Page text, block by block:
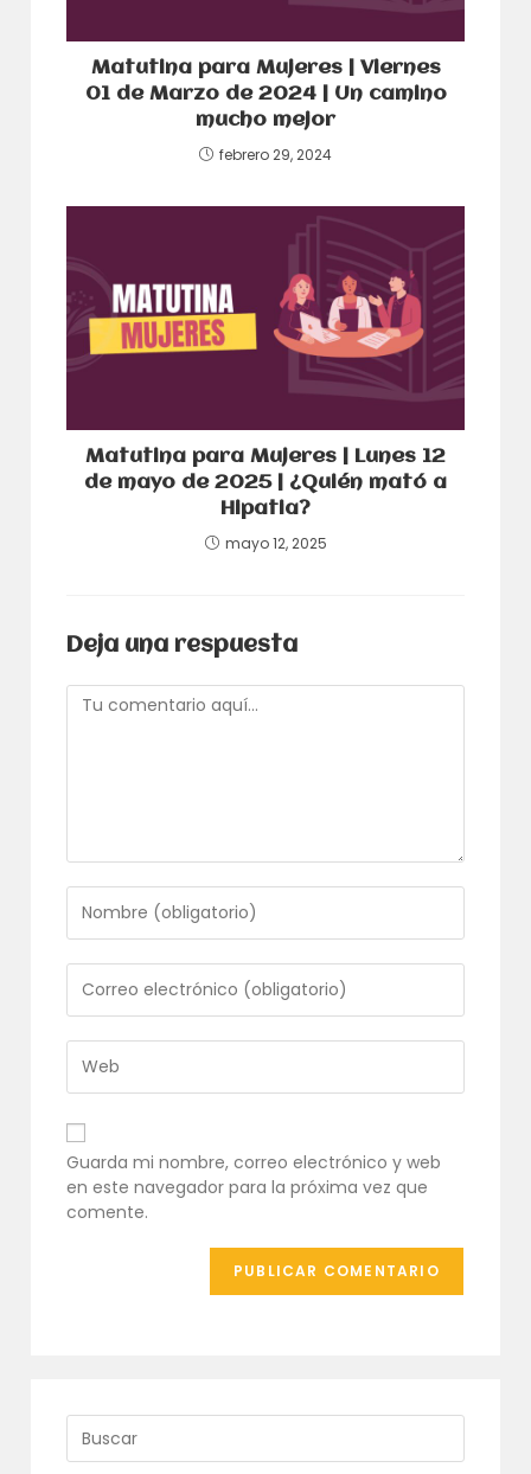
Matutina para Mujeres | Viernes
01 de Marzo de 2024 | Un camino
mucho mejor
febrero 29, 2024
Matutina para Mujeres | Lunes 12
de mayo de 2025 | ¿Quién mató a
Hipatia?
mayo 12, 2025
Deja una respuesta
Comentario
tu
nombre
o
nombre
de
usuario
para
comentar
tu
dirección
de
correo
electrónico
para
comentar
URL
de
tu
web
(opcional)
Guarda mi nombre, correo electrónico y web
en este navegador para la próxima vez que
comente.